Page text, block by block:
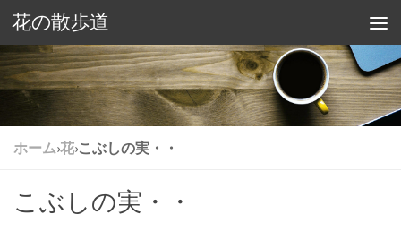
花の散歩道
ホーム›花›こぶしの実・・
こぶしの実・・